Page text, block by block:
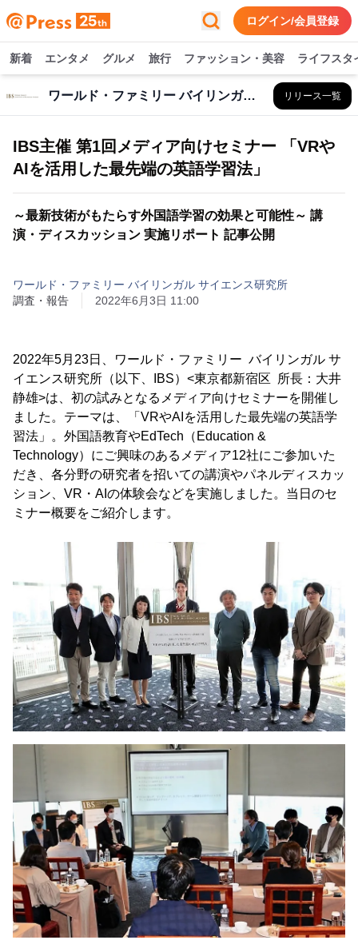
ログイン/会員登録
新着 エンタメ グルメ 旅行 ファッション・美容 ライフスタ
ワールド・ファミリー バイリンガル サイエンス研究所 リリース一覧
IBS主催 第1回メディア向けセミナー 「VRや
AIを活用した最先端の英語学習法」
～最新技術がもたらす外国語学習の効果と可能性～ 講
演・ディスカッション 実施リポート 記事公開
ワールド・ファミリー バイリンガル サイエンス研究所
調査・報告
2022年6月3日 11:00
2022年5月23日、ワールド・ファミリー バイリンガル サ
イエンス研究所（以下、IBS）<東京都新宿区 所長：大井
静雄>は、初の試みとなるメディア向けセミナーを開催し
ました。テーマは、「VRやAIを活用した最先端の英語学
習法」。外国語教育やEdTech（Education &
Technology）にご興味のあるメディア12社にご参加いた
だき、各分野の研究者を招いての講演やパネルディスカッ
ション、VR・AIの体験会などを実施しました。当日のセ
ミナー概要をご紹介します。